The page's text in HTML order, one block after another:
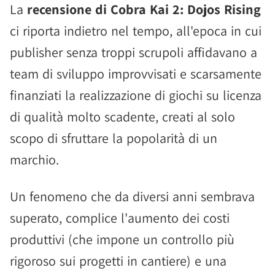
La recensione di Cobra Kai 2: Dojos Rising
ci riporta indietro nel tempo, all'epoca in cui
publisher senza troppi scrupoli affidavano a
team di sviluppo improvvisati e scarsamente
finanziati la realizzazione di giochi su licenza
di qualità molto scadente, creati al solo
scopo di sfruttare la popolarità di un
marchio.
Un fenomeno che da diversi anni sembrava
superato, complice l'aumento dei costi
produttivi (che impone un controllo più
rigoroso sui progetti in cantiere) e una